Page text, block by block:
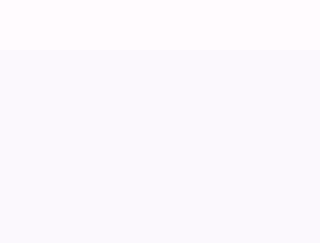
“Apa yang mungkin senimannya rasakan?”,